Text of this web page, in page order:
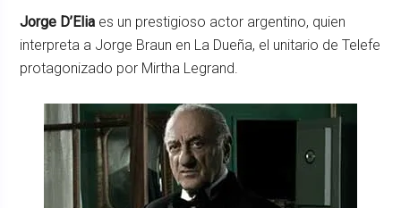
Jorge D’Elia es un prestigioso actor argentino, quien
interpreta a Jorge Braun en La Dueña, el unitario de Telefe
protagonizado por Mirtha Legrand.